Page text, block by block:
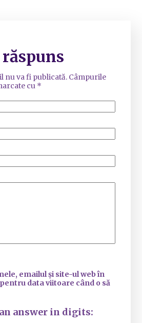
nu va fi publicată. Câmpurile
cu *
emailul și site-ul web în
data viitoare când o să
answer in digits: